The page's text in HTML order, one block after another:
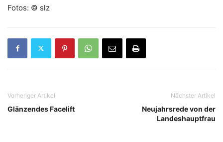
Fotos: © slz
Vorheriger Artikel
Glänzendes Facelift
Nächster Artikel
Neujahrsrede von der
Landeshauptfrau